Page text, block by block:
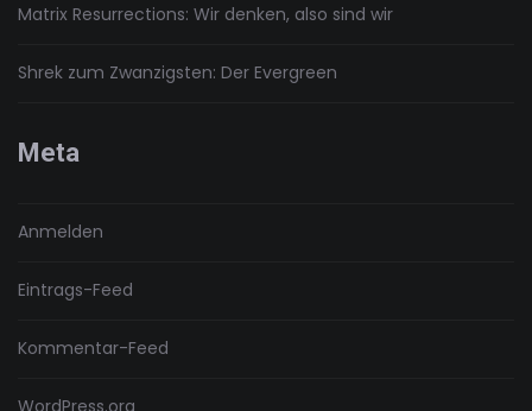
Matrix Resurrections: Wir denken, also sind wir
Shrek zum Zwanzigsten: Der Evergreen
Meta
Anmelden
Eintrags-Feed
Kommentar-Feed
WordPress.org